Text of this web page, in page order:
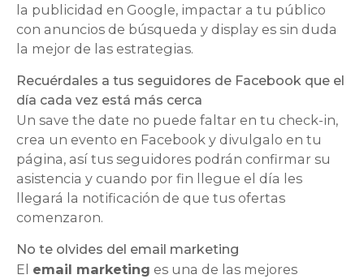
la publicidad en Google, impactar a tu público
con anuncios de búsqueda y display es sin duda
la mejor de las estrategias.
Recuérdales a tus seguidores de Facebook que el
día cada vez está más cerca
Un save the date no puede faltar en tu check-in,
crea un evento en Facebook y divulgalo en tu
página, así tus seguidores podrán confirmar su
asistencia y cuando por fin llegue el día les
llegará la notificación de que tus ofertas
comenzaron.
No te olvides del email marketing
El email marketing es una de las mejores